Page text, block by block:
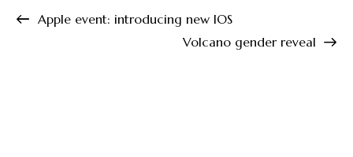
Apple event: introducing new IOS
Volcano gender reveal